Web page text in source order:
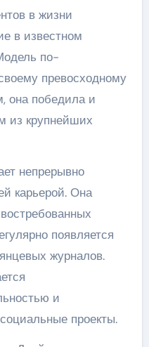
в жизни
в известном
по-
превосходному
она победила и
из крупнейших
непрерывно
карьерой. Она
появляется
журналов.
и
проекты.